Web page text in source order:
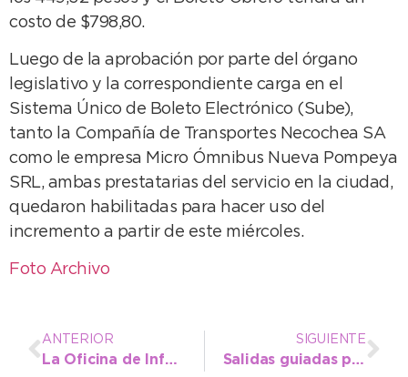
costo de $798,80.
Luego de la aprobación por parte del órgano
legislativo y la correspondiente carga en el
Sistema Único de Boleto Electrónico (Sube),
tanto la Compañía de Transportes Necochea SA
como le empresa Micro Ómnibus Nueva Pompeya
SRL, ambas prestatarias del servicio en la ciudad,
quedaron habilitadas para hacer uso del
incremento a partir de este miércoles.
Foto Archivo
ANTERIOR
La Oficina de Información al Consumidor publicó sus estadísticas de mayo
SIGUIENTE
Salidas guiadas para disfrutar de los fines de semana largos de junio